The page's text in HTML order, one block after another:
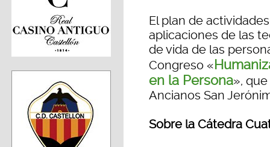
El plan de
aplicaciones de las
de vida de las
Congreso «
en la Persona»,
Ancianos San
Sobre la Cátedra